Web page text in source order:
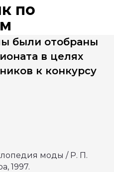
по
были отобраны
в целях
к конкурсу
моды / Р. П.
1997.